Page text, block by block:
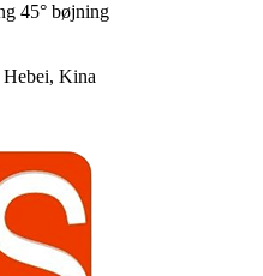
45° bøjning
Hebei, Kina